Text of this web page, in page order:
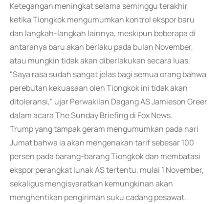
Ketegangan meningkat selama seminggu terakhir
ketika Tiongkok mengumumkan kontrol ekspor baru
dan langkah-langkah lainnya, meskipun beberapa di
antaranya baru akan berlaku pada bulan November,
atau mungkin tidak akan diberlakukan secara luas.
"Saya rasa sudah sangat jelas bagi semua orang bahwa
perebutan kekuasaan oleh Tiongkok ini tidak akan
ditoleransi," ujar Perwakilan Dagang AS Jamieson Greer
dalam acara The Sunday Briefing di Fox News.
Trump yang tampak geram mengumumkan pada hari
Jumat bahwa ia akan mengenakan tarif sebesar 100
persen pada barang-barang Tiongkok dan membatasi
ekspor perangkat lunak AS tertentu, mulai 1 November,
sekaligus mengisyaratkan kemungkinan akan
menghentikan pengiriman suku cadang pesawat.